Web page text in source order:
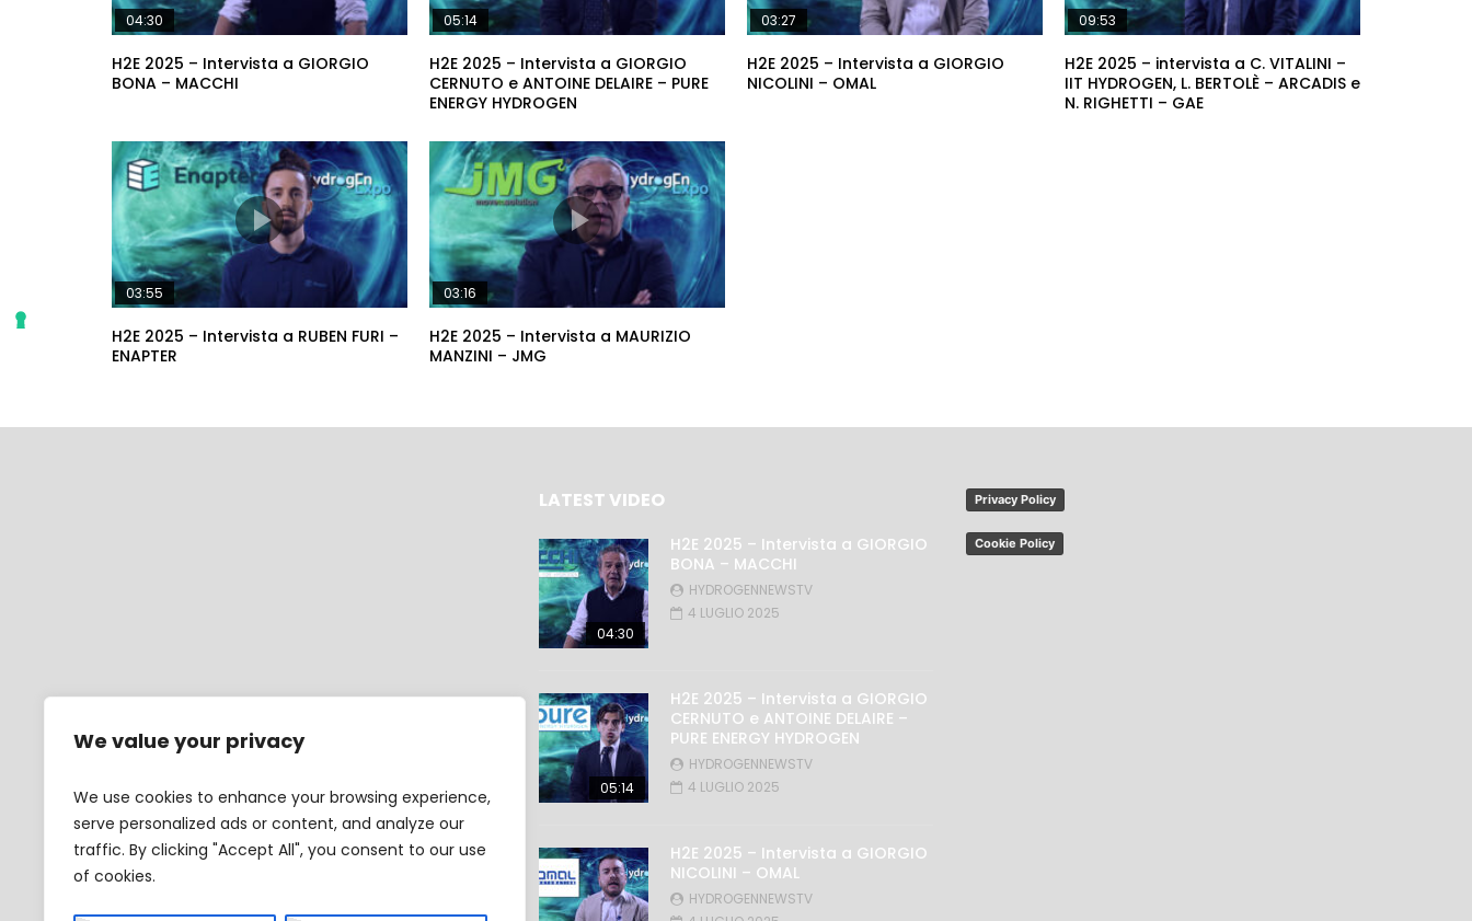
We value your privacy
We use cookies to enhance your browsing experience,
serve personalized ads or content, and analyze our
traffic. By clicking "Accept All", you consent to our use
of cookies.
04:30
H2E 2025 – Intervista a GIORGIO
BONA – MACCHI
05:14
H2E 2025 – Intervista a GIORGIO
CERNUTO e ANTOINE DELAIRE – PURE
ENERGY HYDROGEN
03:27
H2E 2025 – Intervista a GIORGIO
NICOLINI – OMAL
09:53
H2E 2025 – intervista a C. VITALINI –
IIT HYDROGEN, L. BERTOLÈ – ARCADIS e
N. RIGHETTI – GAE
03:55
H2E 2025 – Intervista a RUBEN FURI –
ENAPTER
03:16
H2E 2025 – Intervista a MAURIZIO
MANZINI – JMG
LATEST VIDEO
04:30
H2E 2025 – Intervista a GIORGIO
BONA – MACCHI
HYDROGENNEWSTV
4 LUGLIO 2025
05:14
H2E 2025 – Intervista a GIORGIO
CERNUTO e ANTOINE DELAIRE –
PURE ENERGY HYDROGEN
HYDROGENNEWSTV
4 LUGLIO 2025
H2E 2025 – Intervista a GIORGIO
NICOLINI – OMAL
HYDROGENNEWSTV
Privacy Policy
Cookie Policy